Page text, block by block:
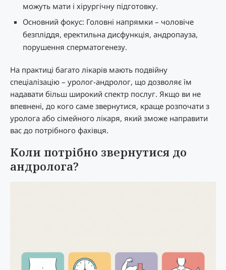
можуть мати і хірургічну підготовку.
Основний фокус: Головні напрямки – чоловіче
безпліддя, еректильна дисфункція, андропауза,
порушення сперматогенезу.
На практиці багато лікарів мають подвійну
спеціалізацію – уролог-андролог, що дозволяє їм
надавати більш широкий спектр послуг. Якщо ви не
впевнені, до кого саме звернутися, краще розпочати з
уролога або сімейного лікаря, який зможе направити
вас до потрібного фахівця.
Коли потрібно звернутися до
андролога?